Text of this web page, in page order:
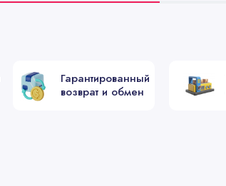
Гарантированный
возврат и обмен